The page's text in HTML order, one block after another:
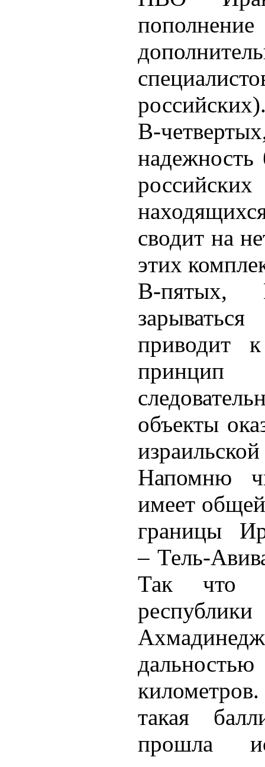
В-
сводит на
этих
В-пятых,
приводит
объекты
Напомню
имеет
границы
– Тель-
Так что
такая
прошла